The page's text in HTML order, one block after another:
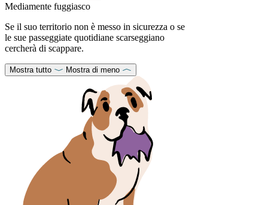
Mediamente fuggiasco
Se il suo territorio non è messo in sicurezza o se
le sue passeggiate quotidiane scarseggiano
cercherà di scappare.
Mostra tutto Mostra di meno